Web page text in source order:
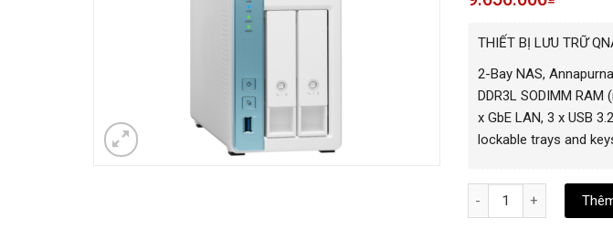
THIẾT BỊ LƯU TRỮ
2-Bay NAS,
DDR3L SODIMM RAM
x GbE LAN, 3 x USB
lockable trays and
Thiết bị QNAP TS-